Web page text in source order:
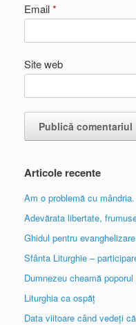
Email*
Site web
Articole recente
Am o problemă cu
Adevărata libertate,
Ghidul pentru
Sfânta Liturghie –
Dumnezeu cheamă
Liturghia ca ospăț
Data viitoare când vedeți